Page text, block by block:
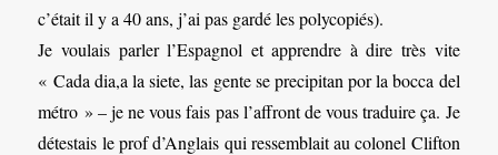
c’était il y a 40 ans, j’ai pas gardé les polycopiés).
Je voulais parler l’Espagnol et apprendre à dire très vite
« Cada dia,a la siete, las gente se precipitan por la bocca del
métro » – je ne vous fais pas l’affront de vous traduire ça. Je
détestais le prof d’Anglais qui ressemblait au colonel Clifton